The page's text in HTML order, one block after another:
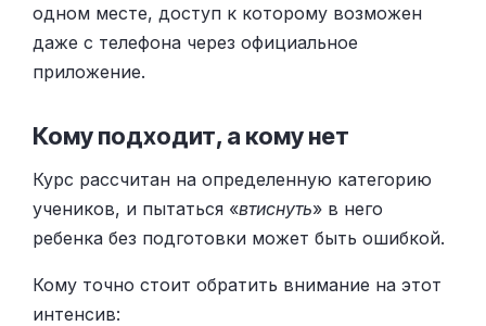
одном месте, доступ к которому возможен
даже с телефона через официальное
приложение.
Кому подходит, а кому нет
Курс рассчитан на определенную категорию
учеников, и пытаться «втиснуть» в него
ребенка без подготовки может быть ошибкой.
Кому точно стоит обратить внимание на этот
интенсив: